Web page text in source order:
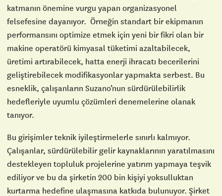
katmanın önemine vurgu yapan organizasyonel
felsefesine dayanıyor. Örneğin standart bir ekipmanın
performansını optimize etmek için yeni bir fikri olan bir
makine operatörü kimyasal tüketimi azaltabilecek,
üretimi artırabilecek, hatta enerji ihracatı becerilerini
geliştirebilecek modifikasyonlar yapmakta serbest. Bu
esneklik, çalışanların Suzano’nun sürdürülebilirlik
hedefleriyle uyumlu çözümleri denemelerine olanak
tanıyor.
Bu girişimler teknik iyileştirmelerle sınırlı kalmıyor.
Çalışanlar, sürdürülebilir gelir kaynaklarının yaratılmasını
destekleyen topluluk projelerine yatırım yapmaya teşvik
ediliyor ve bu da şirketin 200 bin kişiyi yoksulluktan
kurtarma hedefine ulaşmasına katkıda bulunuyor. Şirket